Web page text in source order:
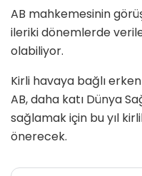
AB mahkemesinin
ileriki dönemlerde
olabiliyor.
Kirli havaya bağlı
AB, daha katı Dünya
sağlamak için bu yıl
önerecek.